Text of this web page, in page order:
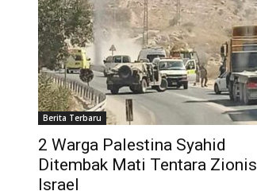
Berita Terbaru
2 Warga Palestina Syahid
Ditembak Mati Tentara Zionis
Israel